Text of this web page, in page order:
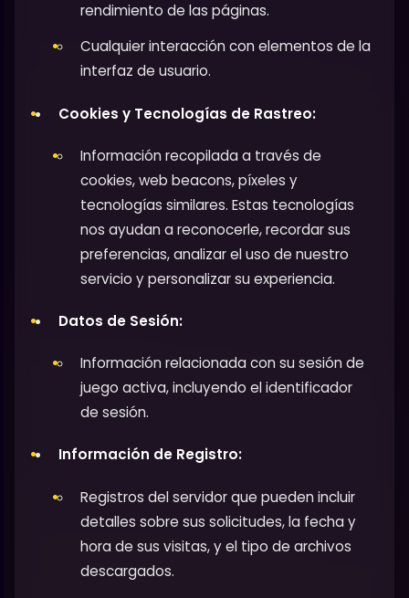
rendimiento de las páginas.
Cualquier interacción con elementos de la
interfaz de usuario.
Cookies y Tecnologías de Rastreo:
Información recopilada a través de
cookies, web beacons, píxeles y
tecnologías similares. Estas tecnologías
nos ayudan a reconocerle, recordar sus
preferencias, analizar el uso de nuestro
servicio y personalizar su experiencia.
Datos de Sesión:
Información relacionada con su sesión de
juego activa, incluyendo el identificador
de sesión.
Información de Registro:
Registros del servidor que pueden incluir
detalles sobre sus solicitudes, la fecha y
hora de sus visitas, y el tipo de archivos
descargados.